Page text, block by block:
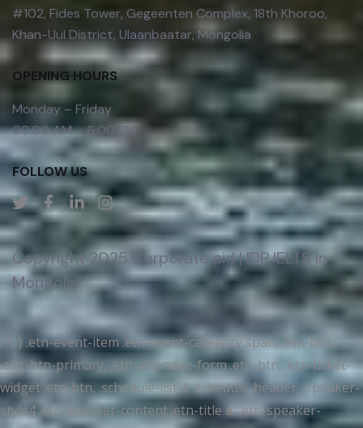
#102, Fides Tower, Gegeenten Complex, 18th Khoroo,
Khan-Uul District, Ulaanbaatar, Mongolia
OPENING HOURS
Monday – Friday
09:00 AM – 6:00 PM
FOLLOW US
Copyright 2025 Corporate aid | IDP IELTS in
Mongolia
/*; } .etn-event-item .etn-event-category span, .etn-btn,
.attr-btn-primary, .etn-attendee-form .etn-btn, .etn-ticket-
widget .etn-btn, .schedule-list-1 .schedule-header, .speaker-
style4 .etn-speaker-content .etn-title a, .etn-speaker-